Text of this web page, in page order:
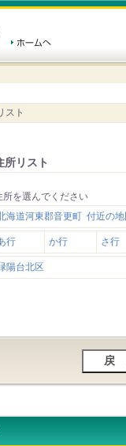
スト
所リスト
所を選んでください
海道河東郡音更町 付近の
行 か行 さ行
陽台北区